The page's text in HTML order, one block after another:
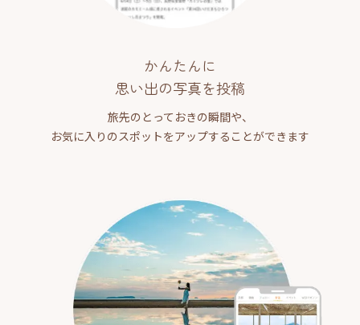
かんたんに
思い出の写真を投稿
旅先のとっておきの瞬間や、
お気に入りのスポットをアップすることができます